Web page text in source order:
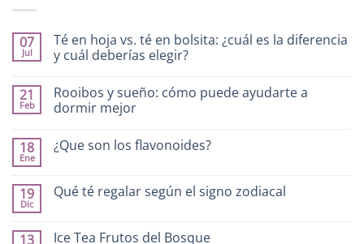
07
Jul
Té en hoja vs. té en bolsita: ¿cuál es la diferencia
y cuál deberías elegir?
21
Feb
Rooibos y sueño: cómo puede ayudarte a
dormir mejor
18
Ene
¿Que son los flavonoides?
19
Dic
Qué té regalar según el signo zodiacal
13 Ice Tea Frutos del Bosque